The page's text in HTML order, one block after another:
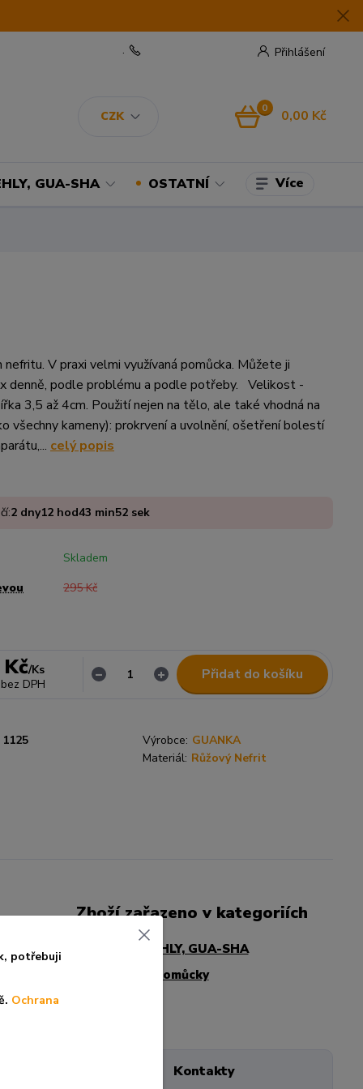
CZK
Přihlášení
.
0 0,00 Kč
GUA-SHA OSTATNÍ Více
V praxi velmi využívaná pomůcka. Můžete ji
denně, podle problému a podle potřeby. Velikost -
3,5 až 4cm. Použití nejen na tělo, ale také vhodná na
všechny kameny): prokrvení a uvolnění, ošetření bolestí
celý popis
2 dny12 hod43 min51 sek
Skladem
295 Kč
/Ks
bez DPH
Přidat do košíku
1125 Výrobce: GUANKA
Materiál: Růžový Nefrit
Zboží zařazeno v kategoriích
BAŇKY, JEHLY, GUA-SHA
Gua-Sha pomůcky
Kontakty
potřebuji
Ochrana